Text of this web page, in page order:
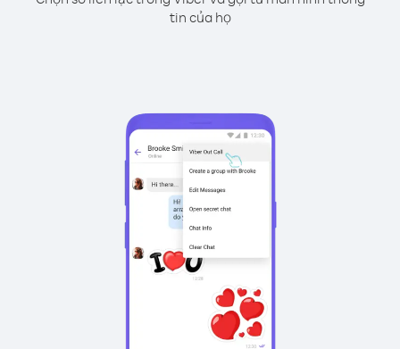
tin của họ